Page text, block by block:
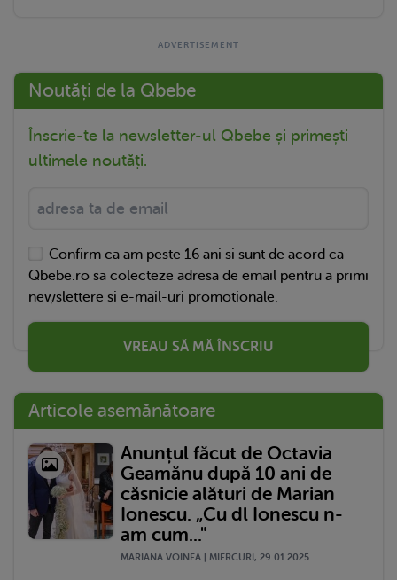
Noutăți de la Qbebe
Înscrie-te la newsletter-ul Qbebe și primești
ultimele noutăți.
Confirm ca am peste 16 ani si sunt de acord ca
Qbebe.ro sa colecteze adresa de email pentru a primi
newslettere si e-mail-uri promotionale.
VREAU SĂ MĂ ÎNSCRIU
Articole asemănătoare
Anunțul făcut de Octavia
Geamănu după 10 ani de
căsnicie alături de Marian
Ionescu. „Cu dl Ionescu n-
am cum..."
MARIANA VOINEA | MIERCURI, 29.01.2025